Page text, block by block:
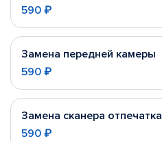
590 ₽
Замена передней камеры
590 ₽
Замена сканера отпечатка
590 ₽